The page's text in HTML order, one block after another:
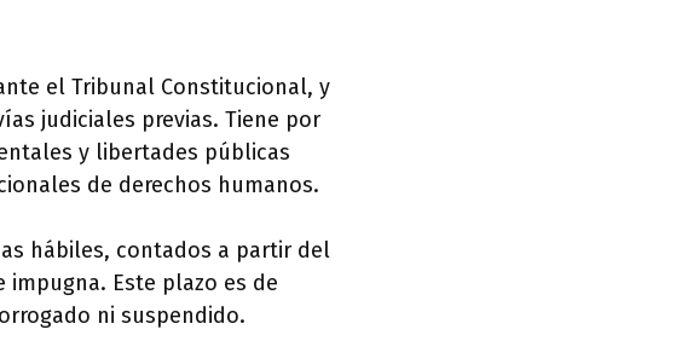
el Tribunal Constitucional, y
judiciales previas. Tiene por
y libertades públicas
de derechos humanos.
hábiles, contados a partir del
Este plazo es de
ni suspendido.